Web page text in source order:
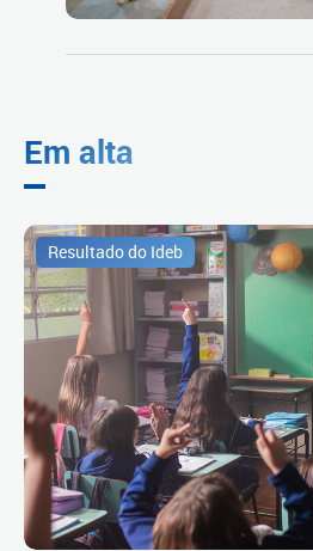
Em alta
Resultado do Ideb